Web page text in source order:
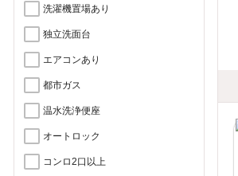
洗濯機置場あり
独立洗面台
エアコンあり
都市ガス
温水洗浄便座
オートロック
コンロ2口以上